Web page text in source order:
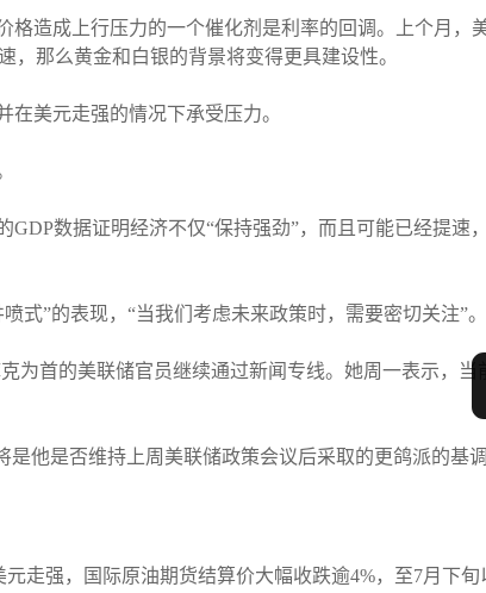
造成上行压力的一个催化剂是利率的回调。上个月，
，那么黄金和白银的背景将变得更具建设性。
美元走强的情况下承受压力。
数据证明经济不仅“保持强劲”，而且可能已经提速
式”的表现，“当我们考虑未来政策时，需要密切关注”。
首的美联储官员继续通过新闻专线。她周一表示，当
他是否维持上周美联储政策会议后采取的更鸽派的基调
走强，国际原油期货结算价大幅收跌逾4%，至7月下旬